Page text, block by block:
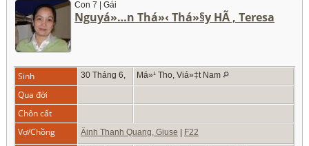
Con 7 | Gái
Nguyá»…n Thá»‹ Thá»§y HÃ , Teresa
Sinh 30 Tháng 6, Má»¹ Tho, Viá»‡t Nam
Qua đời
Chôn cất
Vợ/Chồng
Äinh Thanh Quang, Giuse | F22